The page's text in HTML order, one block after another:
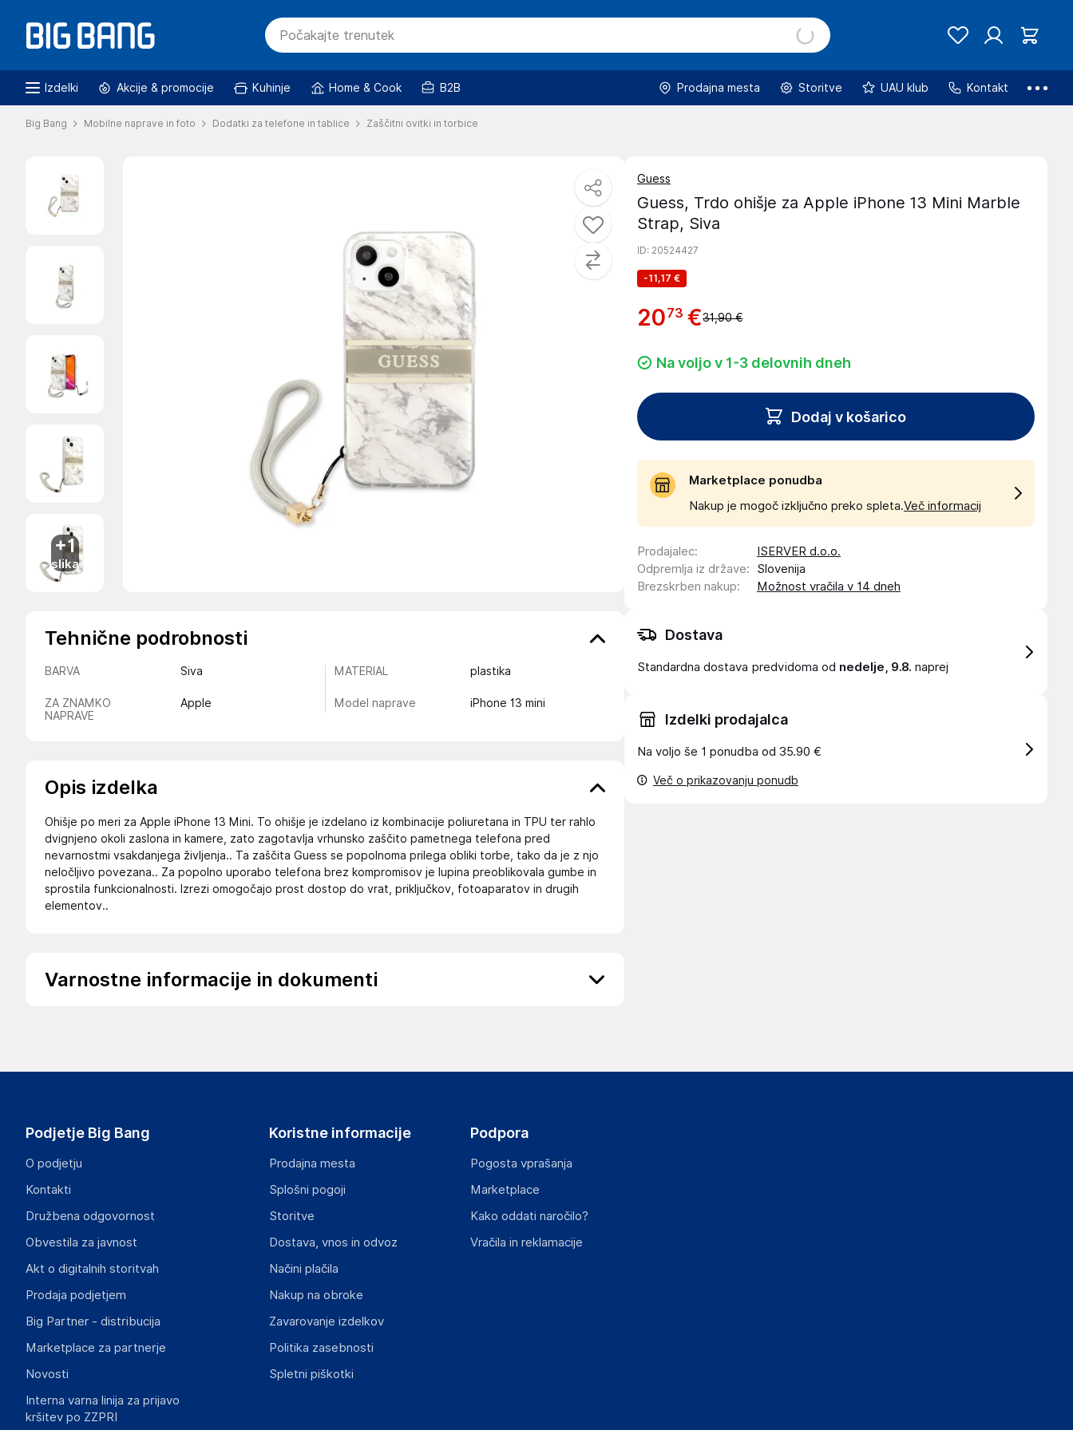
Izdelki Akcije & promocije Kuhinje Home & Cook B2B Prodajna mesta Storitve UAU klub Kontakt
Big Bang Mobilne naprave in foto Dodatki za telefone in tablice Zaščitni ovitki in torbice
+1
slika
Tehnične podrobnosti
BARVA Siva MATERIAL plastika
ZA ZNAMKO
NAPRAVE
Apple Model naprave iPhone 13 mini
Opis izdelka
Ohišje po meri za Apple iPhone 13 Mini. To ohišje je izdelano iz kombinacije poliuretana in TPU ter rahlo
dvignjeno okoli zaslona in kamere, zato zagotavlja vrhunsko zaščito pametnega telefona pred
nevarnostmi vsakdanjega življenja.. Ta zaščita Guess se popolnoma prilega obliki torbe, tako da je z njo
neločljivo povezana.. Za popolno uporabo telefona brez kompromisov je lupina preoblikovala gumbe in
sprostila funkcionalnosti. Izrezi omogočajo prost dostop do vrat, priključkov, fotoaparatov in drugih
elementov..
Varnostne informacije in dokumenti
honfleur.jeans@guess.eu
Gospodarski subjekt s sedežem v EU, ki zagotavlja skladnost izdelka z zahtevanimi predpisi.
Avenue de Normandie, 14600 Honfleur, FRANCE
Francija
Slike o varnosti izdelka
Slike o varnosti izdelka vsebujejo opozorila na embalaži izdelka in lahko vključujejo ključne varnostne
Guess
Guess, Trdo ohišje za Apple iPhone 13 Mini Marble
Strap, Siva
ID: 20524427
-11,17 €
2073 €31,90 €
Na voljo v 1-3 delovnih dneh
Dodaj v košarico
Marketplace ponudba
Nakup je mogoč izključno preko spleta.Več informacij
Prodajalec:
ISERVER d.o.o.
Odpremlja iz države:
Slovenija
Brezskrben nakup: Možnost vračila v 14 dneh
Dostava
Standardna dostava predvidoma od nedelje, 9.8. naprej
Izdelki prodajalca
Na voljo še 1 ponudba od 35.90 €
Več o prikazovanju ponudb
Podjetje Big Bang
O podjetju
Kontakti
Družbena odgovornost
Obvestila za javnost
Akt o digitalnih storitvah
Prodaja podjetjem
Big Partner - distribucija
Marketplace za partnerje
Novosti
Interna varna linija za prijavo
kršitev po ZZPRI
Koristne informacije
Prodajna mesta
Splošni pogoji
Storitve
Dostava, vnos in odvoz
Načini plačila
Nakup na obroke
Zavarovanje izdelkov
Politika zasebnosti
Spletni piškotki
Podpora
Pogosta vprašanja
Marketplace
Kako oddati naročilo?
Vračila in reklamacije